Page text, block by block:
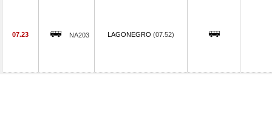
07.23 NA203 LAGONEGRO (07.52)